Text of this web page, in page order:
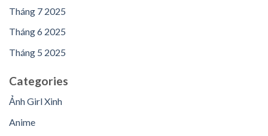
Tháng 7 2025
Tháng 6 2025
Tháng 5 2025
Categories
Ảnh Girl Xinh
Anime